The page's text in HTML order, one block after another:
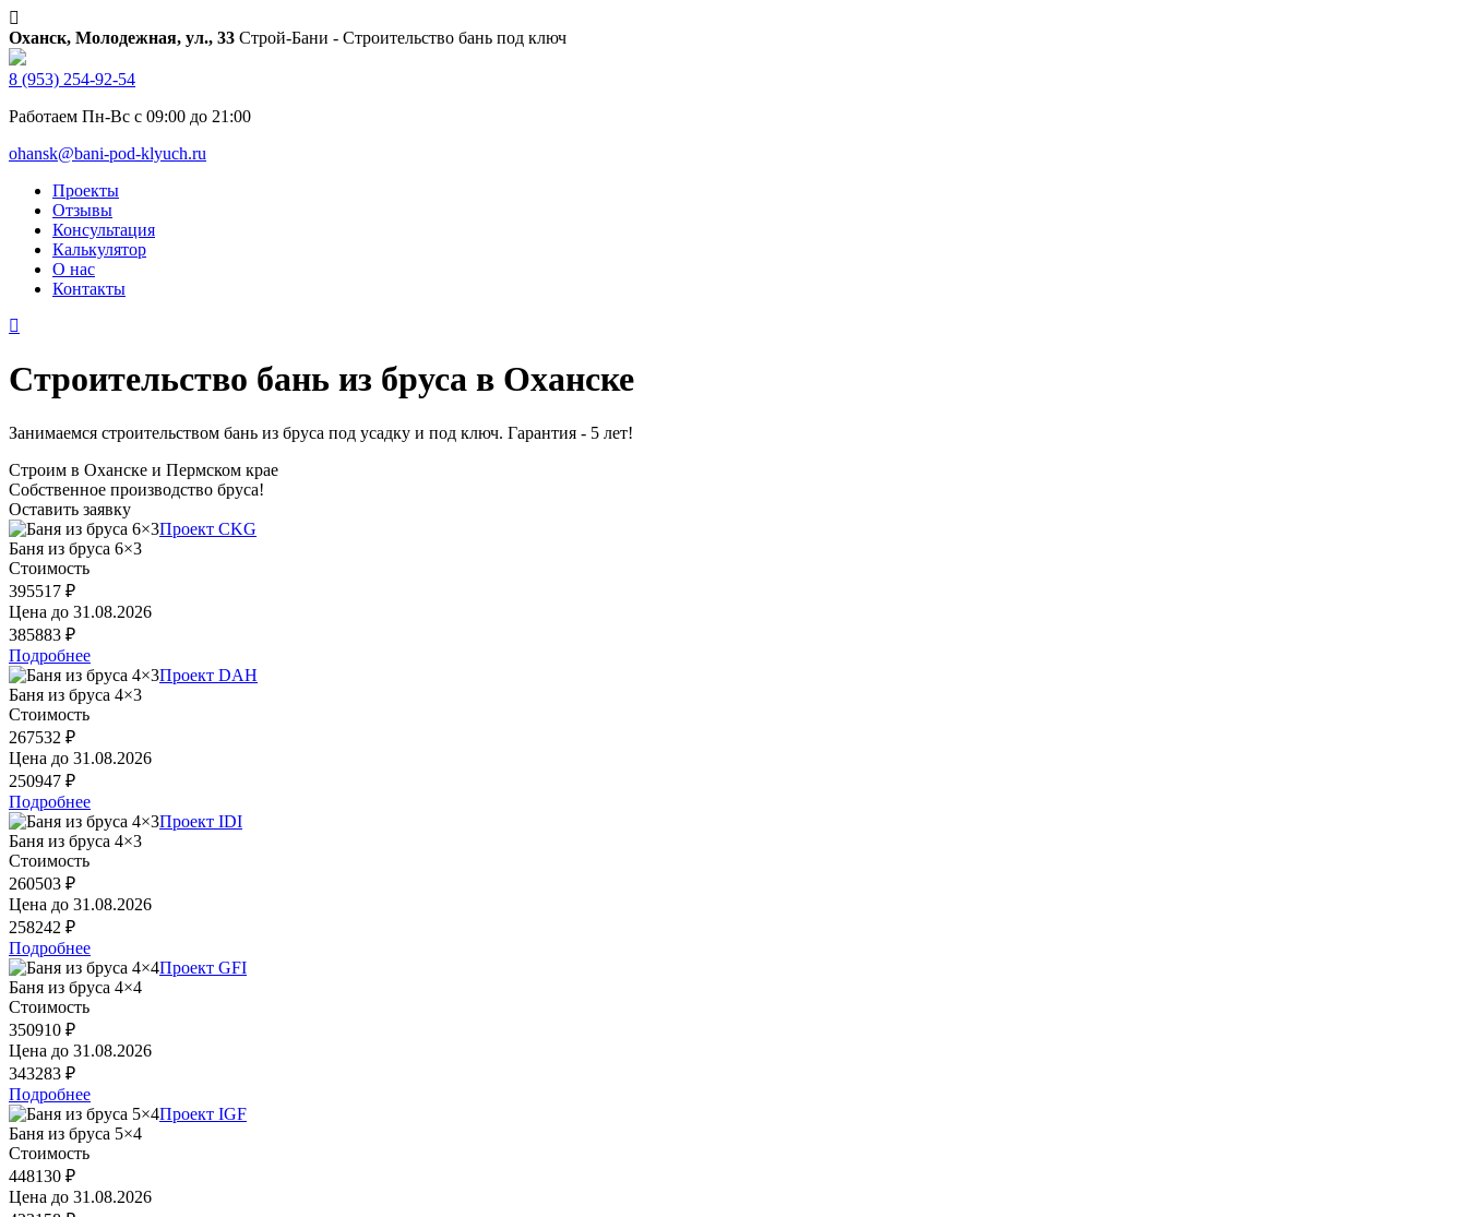
Оханск, Молодежная, ул., 33 Строй-Бани - Строительство бань под ключ
8 (953) 254-92-54
Работаем Пн-Вс с 09:00 до 21:00
ohansk@bani-pod-klyuch.ru
Проекты
Отзывы
Консультация
Калькулятор
О нас
Контакты
Строительство бань из бруса в Оханске
Занимаемся строительством бань из бруса под усадку и под ключ. Гарантия - 5 лет!
Строим в Оханске и Пермском крае
Собственное производство бруса!
Оставить заявку
Проект CKG
Баня из бруса 6×3
Стоимость
395517 ₽
Цена до 31.08.2026
385883 ₽
Подробнее
Проект DAH
Баня из бруса 4×3
Стоимость
267532 ₽
Цена до 31.08.2026
250947 ₽
Подробнее
Проект IDI
Баня из бруса 4×3
Стоимость
260503 ₽
Цена до 31.08.2026
258242 ₽
Подробнее
Проект GFI
Баня из бруса 4×4
Стоимость
350910 ₽
Цена до 31.08.2026
343283 ₽
Подробнее
Проект IGF
Баня из бруса 5×4
Стоимость
448130 ₽
Цена до 31.08.2026